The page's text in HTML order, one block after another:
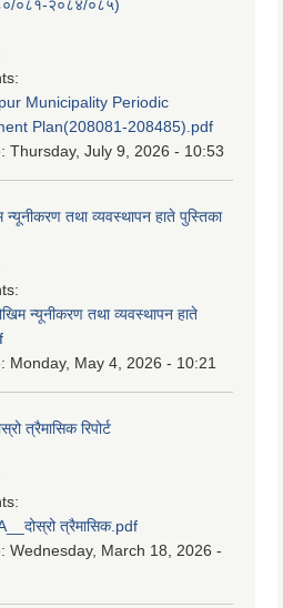
०८१-२०८४/०८५)
Municipality Periodic
Plan(208081-208485).pdf
Thursday, July 9, 2026 - 10:53
न्यूनीकरण तथा व्यवस्थापन हाते पुस्तिका
न्यूनीकरण तथा व्यवस्थापन हाते
Monday, May 4, 2026 - 10:21
त्रैमासिक रिपोर्ट
त्रैमासिक.pdf
Wednesday, March 18, 2026 -